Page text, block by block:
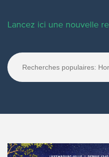
Lancez ici une nouvelle